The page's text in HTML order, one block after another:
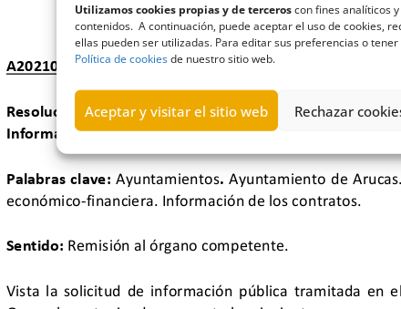
Utilizamos cookies propias y de terceroscon fines analíticos
contenidos. A continuación, puede aceptar el uso de cookies,
ellas pueden ser utilizadas. Para editar sus preferencias o
Política de cookiesde nuestro sitio web.
Aceptar y visitar el sitio web Rechazar